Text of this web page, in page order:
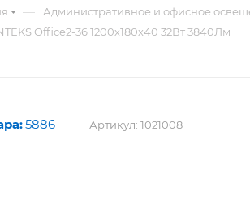
— Административное и офисное
Office2-36 1200х180х40 32Вт 3840Лм
5886 Артикул: 1021008